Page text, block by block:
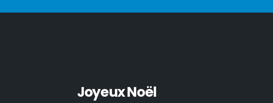
Joyeux Noël